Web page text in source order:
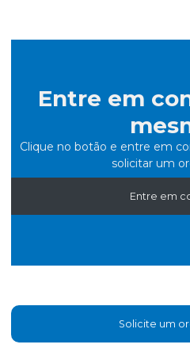
Entre em
Clique no botão e entre em
solicitar um
Entre em
Solicite um